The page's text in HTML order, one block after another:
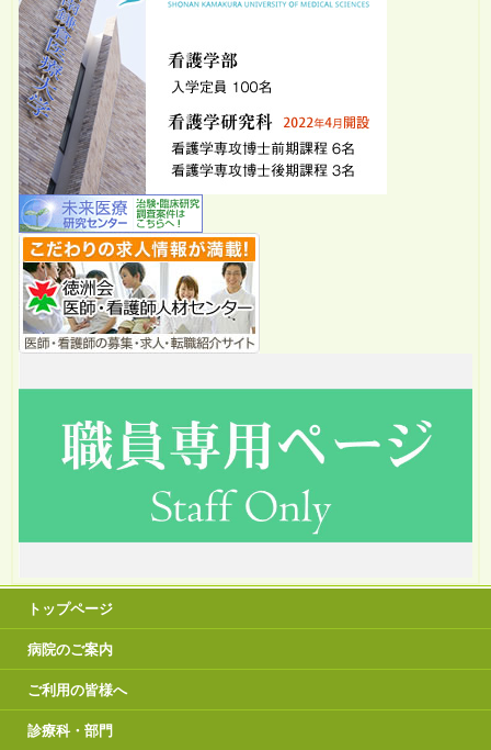
トップページ
病院のご案内
ご利用の皆様へ
診療科・部門